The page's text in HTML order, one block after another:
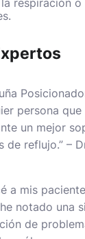
persona
un mejor
reflujo.” –
a mis
notado una
de